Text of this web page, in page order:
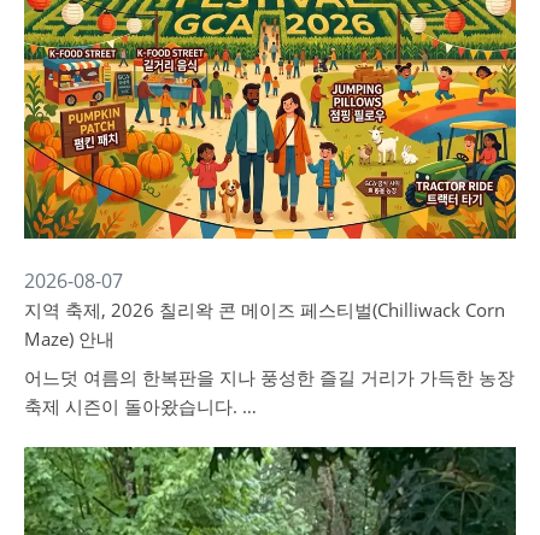
2026-08-07
지역 축제, 2026 칠리왁 콘 메이즈 페스티벌(Chilliwack Corn
Maze) 안내
어느덧 여름의 한복판을 지나 풍성한 즐길 거리가 가득한 농장
축제 시즌이 돌아왔습니다. …